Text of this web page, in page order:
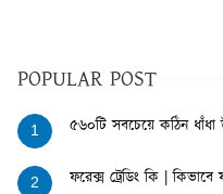
POPULAR POST
1 ৫৬০টি সবচেয়ে কঠিন ধাঁধা
2 ফরেক্স ট্রেডিং কি |